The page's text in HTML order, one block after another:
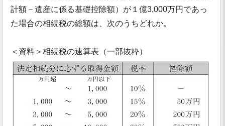
計額－遺産に係る基礎控除額）が１億3,000万円であっ
た場合の相続税の総額は、次のうちどれか。
＜資料＞相続税の速算表（一部抜粋）